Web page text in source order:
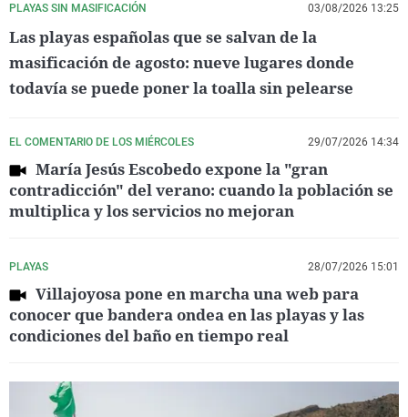
PLAYAS SIN MASIFICACIÓN 03/08/2026 13:25
Las playas españolas que se salvan de la
masificación de agosto: nueve lugares donde
todavía se puede poner la toalla sin pelearse
EL COMENTARIO DE LOS MIÉRCOLES 29/07/2026 14:34
María Jesús Escobedo expone la "gran
contradicción" del verano: cuando la población se
multiplica y los servicios no mejoran
PLAYAS 28/07/2026 15:01
Villajoyosa pone en marcha una web para
conocer que bandera ondea en las playas y las
condiciones del baño en tiempo real